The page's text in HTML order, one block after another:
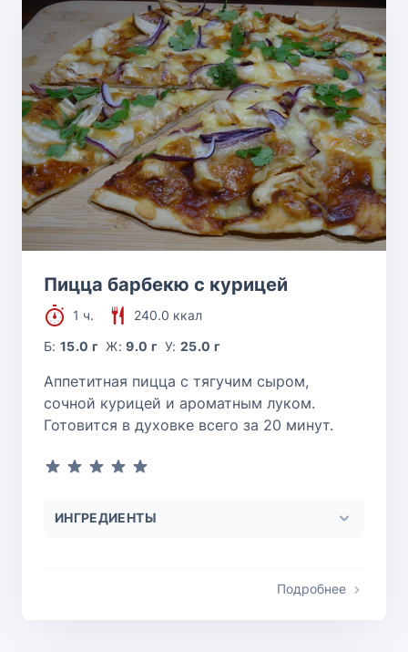
Пицца барбекю с курицей
1 ч.
240.0 ккал
Б:15.0 г Ж:9.0 г У:25.0 г
Аппетитная пицца с тягучим сыром,
сочной курицей и ароматным луком.
Готовится в духовке всего за 20 минут.
ИНГРЕДИЕНТЫ
Подробнее